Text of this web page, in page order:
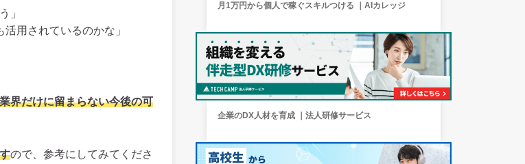
」
用されているのかな」
界だけに留まらない今後の可
ので、参考にしてみてくださ
月1万円から個人で稼ぐスキルつける ｜AIカレッジ
企業のDX人材を育成 ｜法人研修サービス